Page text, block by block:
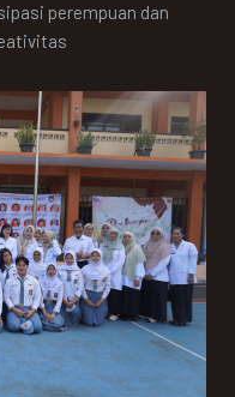
perempuan dan